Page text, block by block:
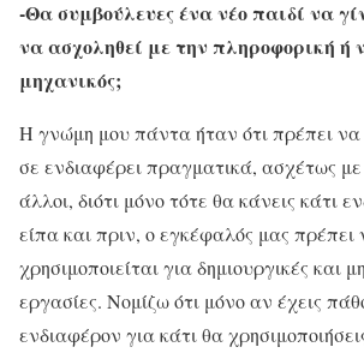
-Θα συμβούλευες ένα νέο παιδί να
να ασχοληθεί με την πληροφορική ή
μηχανικός;
Η γνώμη μου πάντα ήταν ότι πρέπει να
σε ενδιαφέρει πραγματικά, ασχέτως με
άλλοι, διότι μόνο τότε θα κάνεις κάτι
είπα και πριν, ο εγκέφαλός μας πρέπει
χρησιμοποιείται για δημιουργικές και
εργασίες. Νομίζω ότι μόνο αν έχεις
ενδιαφέρον για κάτι θα